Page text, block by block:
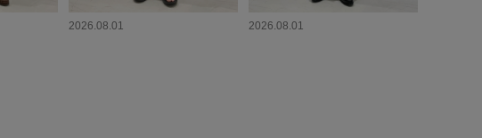
2026.08.01 2026.08.01